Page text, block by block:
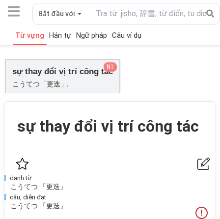
Bắt đầu với
Từ vựng Hán tự Ngữ pháp Câu ví dụ
sự thay đổi vị trí công tác
こうてつ「更迭」;
N1
sự thay đổi vị trí công tác
danh từ
こうてつ 「更迭」
câu, diễn đạt
こうてつ 「更迭」